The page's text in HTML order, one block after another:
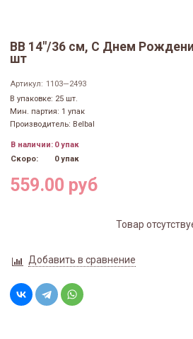
ВВ 14"/36 см, С Днем
шт
Артикул: 1103—2493
В упаковке: 25 шт.
Мин. партия: 1 упак
Производитель: Belbal
В наличии: 0 упак
Скоро:
0 упак
559.00 руб
Товар
Добавить в сравнение